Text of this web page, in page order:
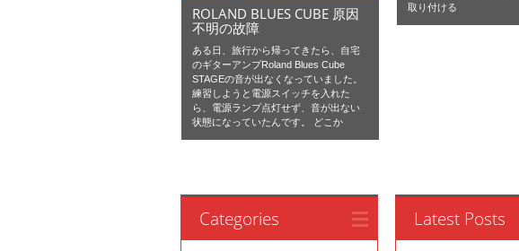
ROLAND BLUES CUBE 原因
不明の故障
ある日、旅行から帰ってきたら、自宅
のギターアンプRoland Blues Cube
STAGEの音が出なくなっていました。
練習しようと電源スイッチを入れた
ら、電源ランプ点灯せず、音が出ない
状態になっていたんです。 どこか
取り付ける
Categories Latest Posts